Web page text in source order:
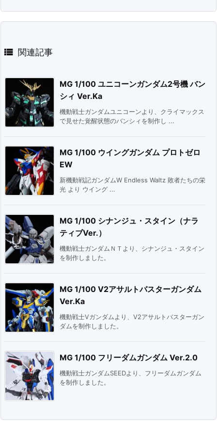
 関連記事
MG 1/100 ユニコーンガンダム2号機 バン
シィ Ver.Ka
機動戦士ガンダムユニコーンより、クライマックス
で見せた覚醒状態のバンシィを制作し ...
MG 1/100 ウイングガンダム プロトゼロ
EW
新機動戦記ガンダムW Endless Waltz 敗者たちの栄
光 より ウイング ...
MG 1/100 シナンジュ・スタイン（ナラ
ティブVer.）
機動戦士ガンダムＮＴより、シナンジュ・スタイン
を制作しました。
MG 1/100 V2アサルトバスターガンダム
Ver.Ka
機動戦士Vガンダムより、V2アサルトバスターガン
ダムを制作しました。
MG 1/100 フリーダムガンダム Ver.2.0
機動戦士ガンダムSEEDより、フリーダムガンダム
を制作しました。